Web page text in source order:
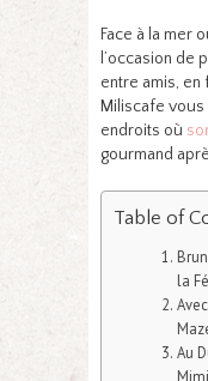
Face à la mer
l’occasion de
entre amis, en
Miliscafe
endroits où
gourmand
Table of
la
Au
Mimi